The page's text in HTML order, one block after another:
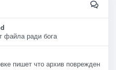
файла ради бога
пишет что архив поврежден